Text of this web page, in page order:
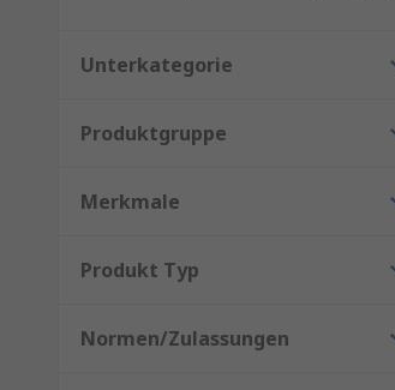
Unterkategorie
Produktgruppe
Merkmale
Produkt Typ
Normen/Zulassungen